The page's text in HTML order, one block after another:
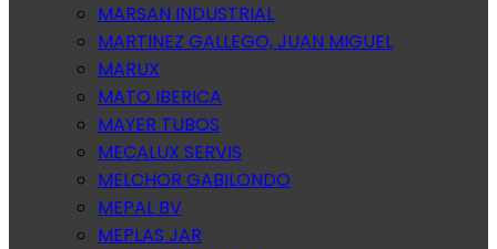
MARSAN INDUSTRIAL
MARTINEZ GALLEGO, JUAN MIGUEL
MARUX
MATO IBERICA
MAYER TUBOS
MECALUX SERVIS
MELCHOR GABILONDO
MEPAL BV
MEPLAS JAR